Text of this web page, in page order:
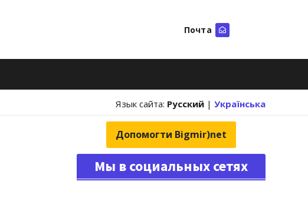
Почта
Язык сайта: Русский | Українська
Допомогти Bigmir)net
Мы в социальных сетях